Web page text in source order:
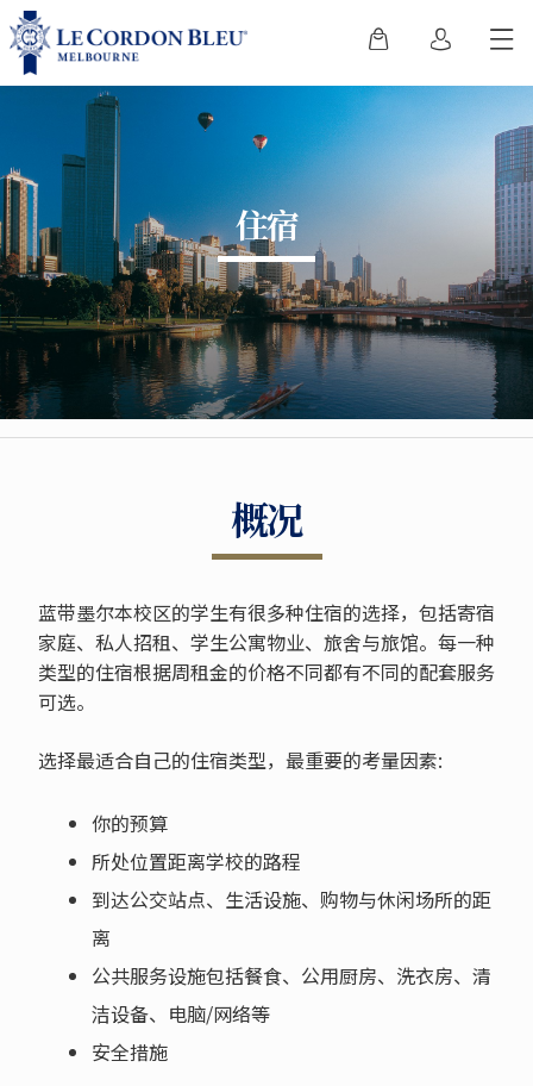
住宿
概况
蓝带墨尔本校区的学生有很多种住宿的选择，包括寄宿
家庭、私人招租、学生公寓物业、旅舍与旅馆。每一种
类型的住宿根据周租金的价格不同都有不同的配套服务
可选。
选择最适合自己的住宿类型，最重要的考量因素:
你的预算
所处位置距离学校的路程
到达公交站点、生活设施、购物与休闲场所的距
离
公共服务设施包括餐食、公用厨房、洗衣房、清
洁设备、电脑/网络等
安全措施